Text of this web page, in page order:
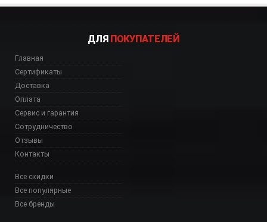
ДЛЯ ПОКУПАТЕЛЕЙ
Главная
Сертификаты
Доставка
Оплата
Сервис и гарантия
Сотрудничество
Отзывы
Контакты
Все скидки
Все популярные
Все бренды